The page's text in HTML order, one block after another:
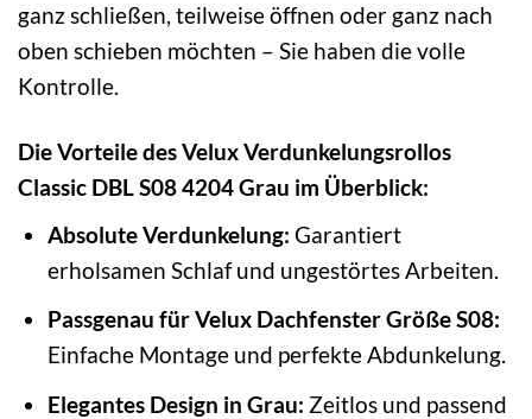
ganz schließen, teilweise öffnen oder ganz nach
oben schieben möchten – Sie haben die volle
Kontrolle.
Die Vorteile des Velux Verdunkelungsrollos
Classic DBL S08 4204 Grau im Überblick:
Absolute Verdunkelung: Garantiert
erholsamen Schlaf und ungestörtes Arbeiten.
Passgenau für Velux Dachfenster Größe S08:
Einfache Montage und perfekte Abdunkelung.
Elegantes Design in Grau: Zeitlos und passend